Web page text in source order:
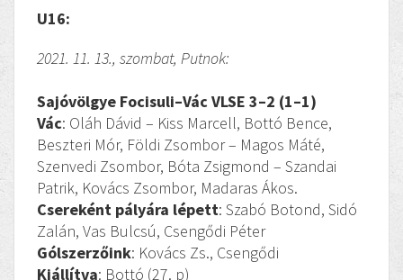
U16:
2021. 11. 13., szombat, Putnok:
Sajóvölgye Focisuli–Vác VLSE 3–2 (1–1)
Vác: Oláh Dávid – Kiss Marcell, Bottó Bence,
Beszteri Mór, Földi Zsombor – Magos Máté,
Szenvedi Zsombor, Bóta Zsigmond – Szandai
Patrik, Kovács Zsombor, Madaras Ákos.
Csereként pályára lépett: Szabó Botond, Sidó
Zalán, Vas Bulcsú, Csengődi Péter
Gólszerzőink: Kovács Zs., Csengődi
Kiállítva: Bottó (27. p)